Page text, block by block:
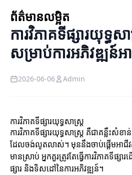
ព័ត៌មានលម្អិត
ការវិភាគទីផ្សារយុទ្ធស
សម្រាប់ការអភិវឌ្ឍន៍អ
2026-06-06 Admin
ការវិភាគទីផ្សារយុទ្ធសាស្ត្រ
ការវិភាគទីផ្សារយុទ្ធសាស្ត្រ គឺជាគន្លឹះសំ
ដែលចង់លូតលាស់។ មុននឹងចាប់ផ្តើមអាជី
មានស្រាប់ អ្នកគួរត្រូវតែធ្វើការវិភាគទីផ្
ផ្សារ និងទិសដៅនៃការអភិវឌ្ឍន៍។